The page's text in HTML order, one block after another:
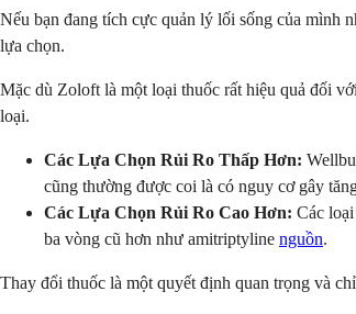
Nếu bạn đang tích cực quản lý lối sống của mình
lựa chọn.
Mặc dù Zoloft là một loại thuốc rất hiệu quả đối
loại.
Các Lựa Chọn Rủi Ro Thấp Hơn:
cũng thường được coi là có nguy cơ gây
Các Lựa Chọn Rủi Ro Cao Hơn: Các
ba vòng cũ hơn như amitriptyline nguồn.
Thay đổi thuốc là một quyết định quan trọng và